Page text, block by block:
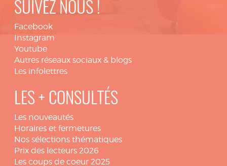
SUIVEZ NOUS !
Facebook
Instagram
Youtube
Autres réseaux sociaux & blogs
Les infolettres
LES + CONSULTÉS
Les nouveautés
Horaires et fermetures
Nos sélections thématiques
Prix des lecteurs 2026
Les coups de coeur 2025